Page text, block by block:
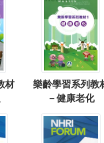
材
樂齡學習系列教
－健康老化